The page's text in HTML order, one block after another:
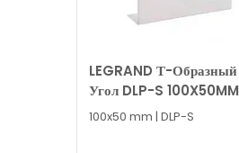
LEGRAND Т-Образный
Угол DLP-S 100X50MM
638034
100x50 mm | DLP-S